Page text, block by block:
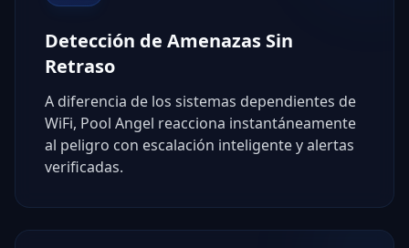
Detección de Amenazas Sin
Retraso
A diferencia de los sistemas dependientes de
WiFi, Pool Angel reacciona instantáneamente
al peligro con escalación inteligente y alertas
verificadas.